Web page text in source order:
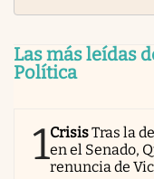
Las más leídas
Política
1CrisisTras la
en el Senado,
renuncia de